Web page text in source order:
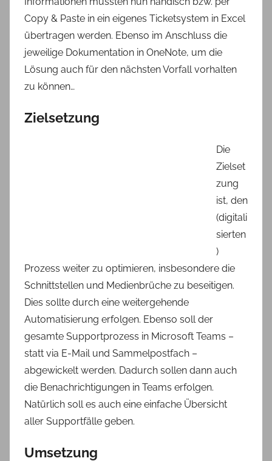
Copy & Paste in ein eigenes Ticketsystem in Excel
übertragen werden. Ebenso im Anschluss die
jeweilige Dokumentation in OneNote, um die
Lösung auch für den nächsten Vorfall vorhalten
zu können…
Zielsetzung
Die
Zielset
zung
ist, den
(digitali
sierten
)
Prozess weiter zu optimieren, insbesondere die
Schnittstellen und Medienbrüche zu beseitigen.
Dies sollte durch eine weitergehende
Automatisierung erfolgen. Ebenso soll der
gesamte Supportprozess in Microsoft Teams –
statt via E-Mail und Sammelpostfach –
abgewickelt werden. Dadurch sollen dann auch
die Benachrichtigungen in Teams erfolgen.
Natürlich soll es auch eine einfache Übersicht
aller Supportfälle geben.
Umsetzung